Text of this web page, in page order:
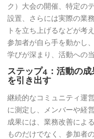
ク）大会の開催、特定の
設置、さらには実際の業
トを立ち上げるなどが考
参加者が自ら手を動かし
学びが深まり、活動への
ステップ4：活動の
を引き出す
継続的なコミュニティ運
に測定し、メンバーや経
成果には、業務改善によ
ものだけでなく、参加者